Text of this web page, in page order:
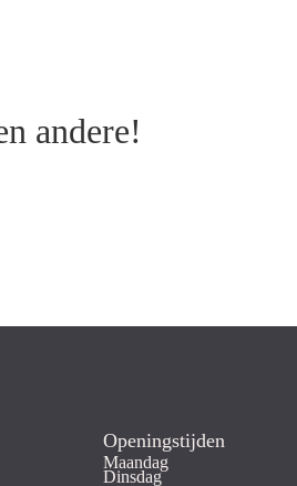
andere!
Openingstijden
Maandag
Dinsdag